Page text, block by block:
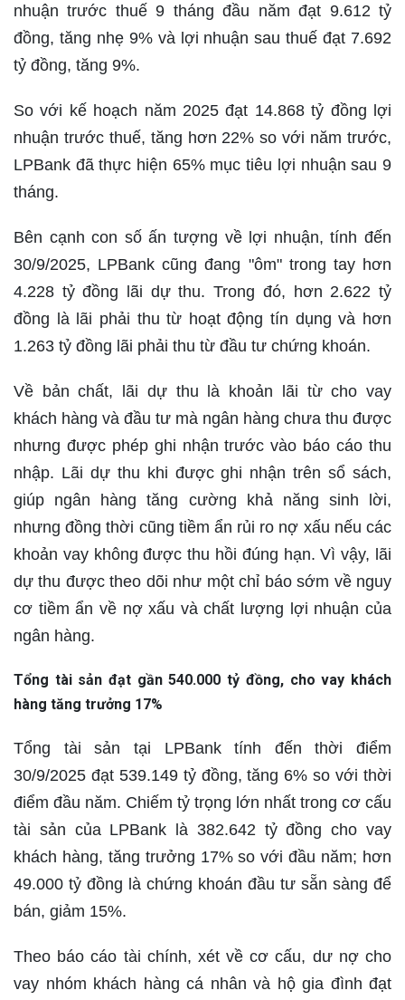
nhuận trước thuế 9 tháng đầu năm đạt 9.612 tỷ
đồng, tăng nhẹ 9% và lợi nhuận sau thuế đạt 7.692
tỷ đồng, tăng 9%.
So với kế hoạch năm 2025 đạt 14.868 tỷ đồng lợi
nhuận trước thuế, tăng hơn 22% so với năm trước,
LPBank đã thực hiện 65% mục tiêu lợi nhuận sau 9
tháng.
Bên cạnh con số ấn tượng về lợi nhuận, tính đến
30/9/2025, LPBank cũng đang "ôm" trong tay hơn
4.228 tỷ đồng lãi dự thu. Trong đó, hơn 2.622 tỷ
đồng là lãi phải thu từ hoạt động tín dụng và hơn
1.263 tỷ đồng lãi phải thu từ đầu tư chứng khoán.
Về bản chất, lãi dự thu là khoản lãi từ cho vay
khách hàng và đầu tư mà ngân hàng chưa thu được
nhưng được phép ghi nhận trước vào báo cáo thu
nhập. Lãi dự thu khi được ghi nhận trên sổ sách,
giúp ngân hàng tăng cường khả năng sinh lời,
nhưng đồng thời cũng tiềm ẩn rủi ro nợ xấu nếu các
khoản vay không được thu hồi đúng hạn. Vì vậy, lãi
dự thu được theo dõi như một chỉ báo sớm về nguy
cơ tiềm ẩn về nợ xấu và chất lượng lợi nhuận của
ngân hàng.
Tổng tài sản đạt gần 540.000 tỷ đồng, cho vay khách
hàng tăng trưởng 17%
Tổng tài sản tại LPBank tính đến thời điểm
30/9/2025 đạt 539.149 tỷ đồng, tăng 6% so với thời
điểm đầu năm. Chiếm tỷ trọng lớn nhất trong cơ cấu
tài sản của LPBank là 382.642 tỷ đồng cho vay
khách hàng, tăng trưởng 17% so với đầu năm; hơn
49.000 tỷ đồng là chứng khoán đầu tư sẵn sàng để
bán, giảm 15%.
Theo báo cáo tài chính, xét về cơ cấu, dư nợ cho
vay nhóm khách hàng cá nhân và hộ gia đình đạt